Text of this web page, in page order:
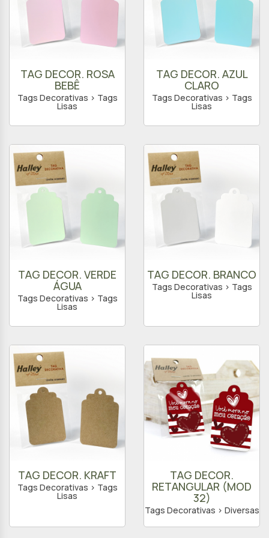
TAG DECOR. ROSA
BEBÊ
Tags Decorativas > Tags
Lisas
TAG DECOR. AZUL
CLARO
Tags Decorativas > Tags
Lisas
TAG DECOR. VERDE
ÁGUA
Tags Decorativas > Tags
Lisas
TAG DECOR. BRANCO
Tags Decorativas > Tags
Lisas
TAG DECOR. KRAFT
Tags Decorativas > Tags
Lisas
TAG DECOR.
RETANGULAR (MOD
32)
Tags Decorativas > Diversas